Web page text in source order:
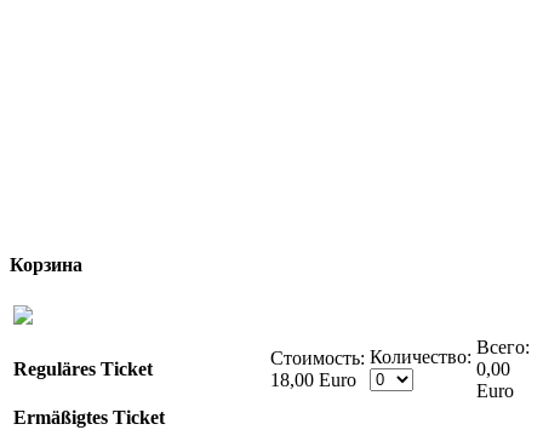
Корзина
Reguläres Ticket
Стоимость:
18,00 Euro
Количество:
0,00
Euro
Ermäßigtes Ticket